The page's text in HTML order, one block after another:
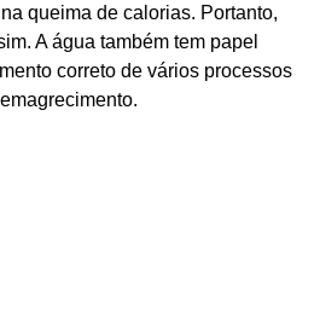
queima de calorias. Portanto,
A água também tem papel
correto de vários processos